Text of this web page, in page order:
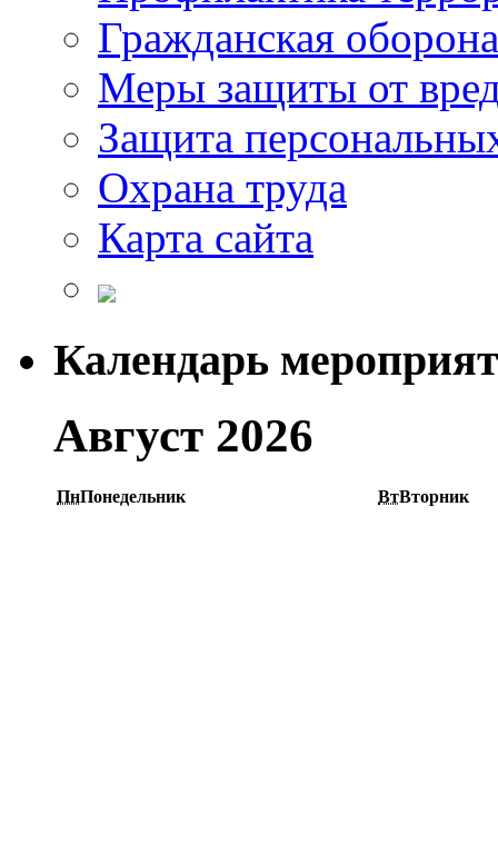
Гражданская оборона
Меры защиты от
Защита
Охрана труда
Карта сайта
Календарь
Август 2026
ПнПонедельник ВтВторник